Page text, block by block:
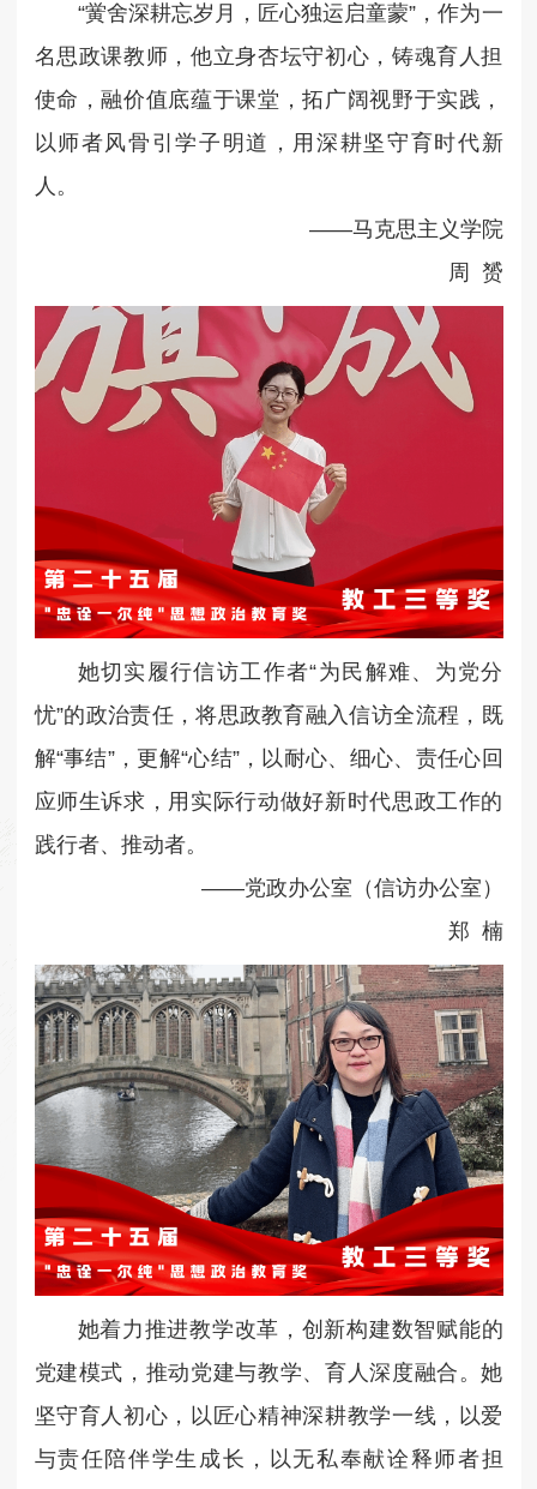
“黉舍深耕忘岁月，匠心独运启童蒙”，作为一
名思政课教师，他立身杏坛守初心，铸魂育人担
使命，融价值底蕴于课堂，拓广阔视野于实践，
以师者风骨引学子明道，用深耕坚守育时代新
人。
——马克思主义学院
周 赟
她切实履行信访工作者“为民解难、为党分
忧”的政治责任，将思政教育融入信访全流程，既
解“事结”，更解“心结”，以耐心、细心、责任心回
应师生诉求，用实际行动做好新时代思政工作的
践行者、推动者。
——党政办公室（信访办公室）
郑 楠
她着力推进教学改革，创新构建数智赋能的
党建模式，推动党建与教学、育人深度融合。她
坚守育人初心，以匠心精神深耕教学一线，以爱
与责任陪伴学生成长，以无私奉献诠释师者担